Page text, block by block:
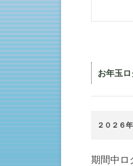
お年玉
２０２６
期間中ロ